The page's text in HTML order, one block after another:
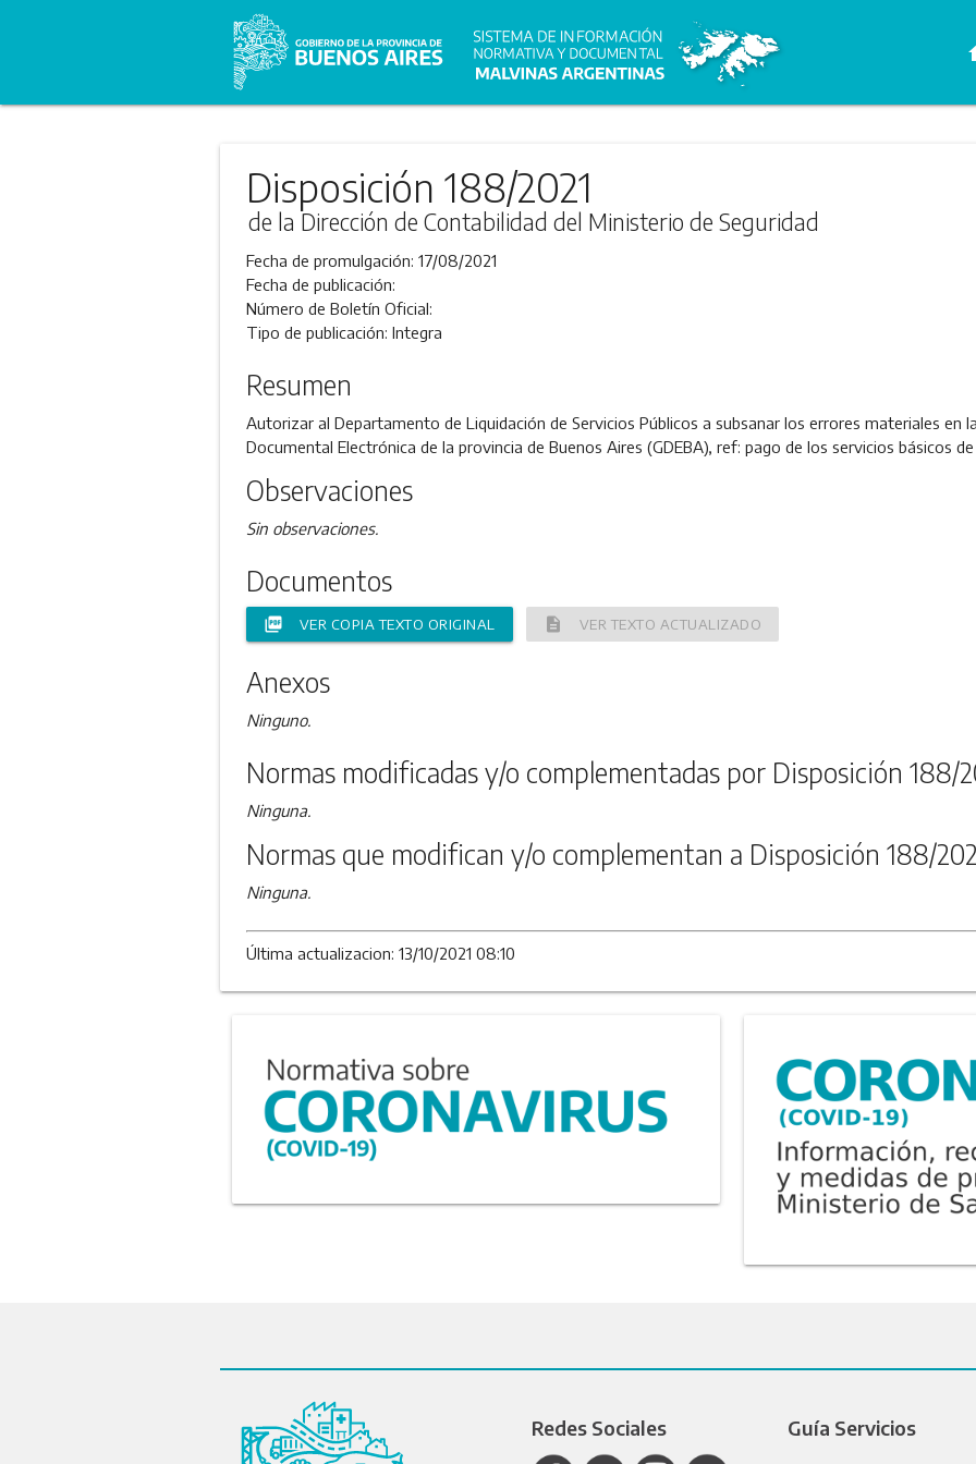
Disposición 188/2021
de la Dirección de Contabilidad del Ministerio de Seguridad
Fecha de promulgación: 17/08/2021
Fecha de publicación:
Número de Boletín Oficial:
Tipo de publicación: Integra
Resumen
Autorizar al Departamento de Liquidación de Servicios Públicos a subsanar los errores materiales en
Documental Electrónica de la provincia de Buenos Aires (GDEBA), ref: pago de los servicios básicos
Observaciones
Sin observaciones.
Documentos
picture_as_pdf VER COPIA TEXTO ORIGINAL description VER TEXTO ACTUALIZADO
Anexos
Ninguno.
Normas modificadas y/o complementadas por Disposición 188/
Ninguna.
Normas que modifican y/o complementan a Disposición 188/
Ninguna.
Última actualizacion: 13/10/2021 08:10
Redes Sociales Guía Servicios